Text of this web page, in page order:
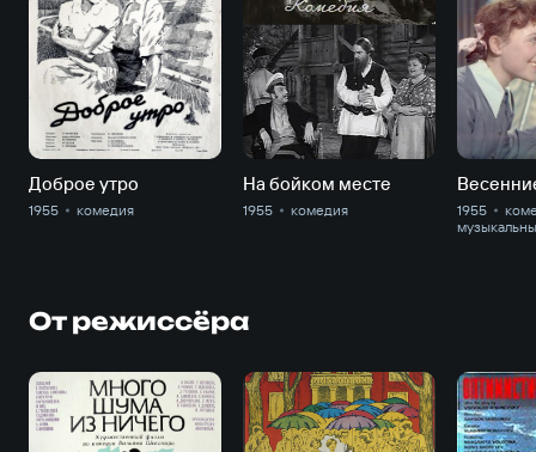
Доброе утро
1955 комедия
На бойком месте
1955 комедия 1955
От режиссёра